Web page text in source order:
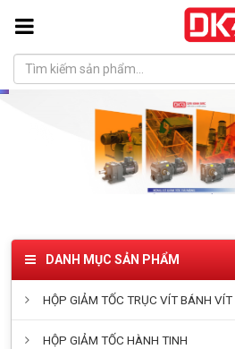
DANH MỤC SẢN PHẨM
HỘP GIẢM TỐC TRỤC VÍT BÁNH VÍT
HỘP GIẢM TỐC HÀNH TINH